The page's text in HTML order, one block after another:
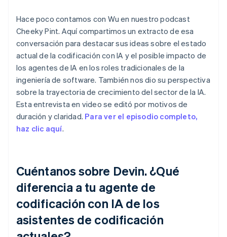
Hace poco contamos con Wu en nuestro podcast
Cheeky Pint. Aquí compartimos un extracto de esa
conversación para destacar sus ideas sobre el estado
actual de la codificación con IA y el posible impacto de
los agentes de IA en los roles tradicionales de la
ingeniería de software. También nos dio su perspectiva
sobre la trayectoria de crecimiento del sector de la IA.
Esta entrevista en video se editó por motivos de
duración y claridad. Para ver el episodio completo,
haz clic aquí.
Cuéntanos sobre Devin. ¿Qué
diferencia a tu agente de
codificación con IA de los
asistentes de codificación